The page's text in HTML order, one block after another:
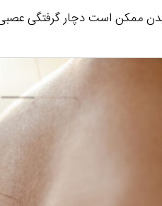
ممکن است دچار گرفتگی عصبی